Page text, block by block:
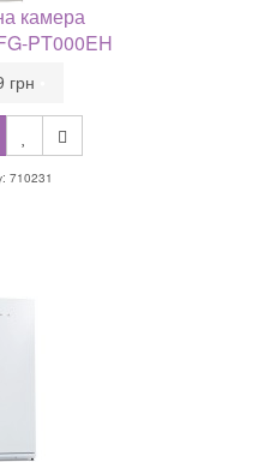
камера
PT000EH
грн
710231